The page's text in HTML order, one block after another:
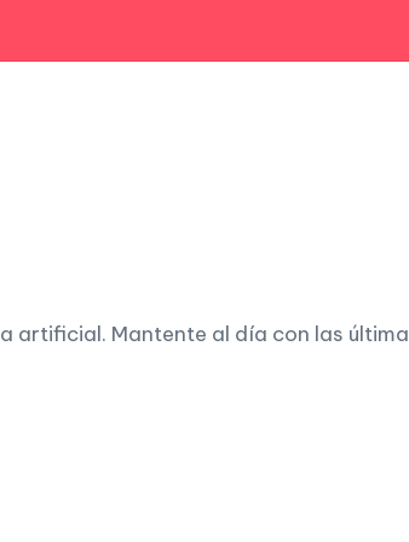
Mantente al día con las